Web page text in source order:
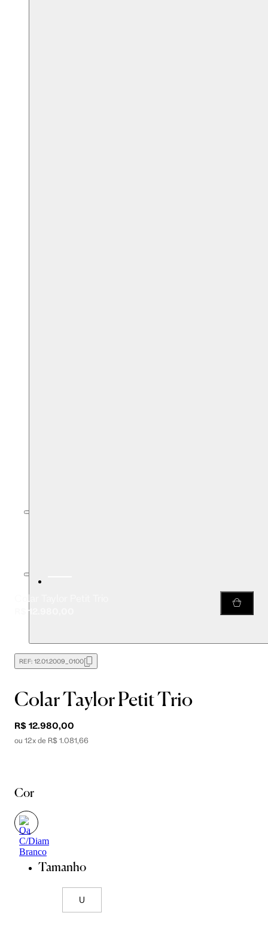
Colar Taylor Petit Trio
R$ 12.980,00
REF: 12.01.2009_0100
Colar Taylor Petit Trio
R$ 12.980,00
ou 12x de R$ 1.081,66
Cor
Tamanho
U